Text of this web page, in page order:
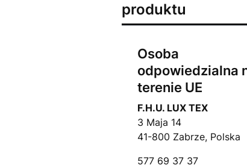
produktu
Osoba
odpowiedzialna
terenie UE
F.H.U. LUX TEX
3 Maja 14
41-800 Zabrze, Polska
577 69 37 37